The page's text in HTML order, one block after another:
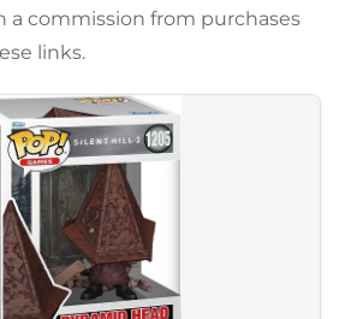
a commission from purchases
links.